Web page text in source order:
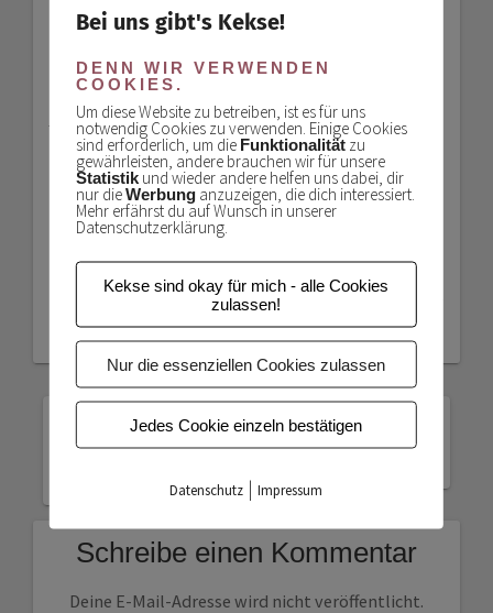
Wir haben das Bettchen dann noch ins
Arbeitszimmer vor die Heizung getragen, weil
sich Zalando dort am liebsten aufhält, während
Saly arbeitet und … oh … pssssst, ich glaube,
jetzt ist er eingeschlafen! Dann schleich ich mich
mal auf Zehenspitzen raus.
Bis zum nächsten Mal! Ganz leise Grüße, dein
DuktigIKEAikea-hackKatzenbett
VORHERIGE:
BEITRAG:
DIE PENNY-
CHALLENGE
KATZENZIMMER!
WEITER:
BEITRAG:
UND SPRÜCHE:
GLÜCKLICH
Schreibe einen Kommentar
Deine E-Mail-Adresse wird nicht veröffentlicht.
Bei uns gibt's Kekse!
DENN WIR VERWENDEN
COOKIES.
Um diese Website zu betreiben, ist es für uns
notwendig Cookies zu verwenden. Einige Cookies
sind erforderlich, um die Funktionalitätzu
gewährleisten, andere brauchen wir für unsere
Statistikund wieder andere helfen uns dabei, dir
nur dieWerbunganzuzeigen, die dich interessiert.
Mehr erfährst du auf Wunsch in unserer
Datenschutzerklärung.
Kekse sind okay für mich - alle Cookies
zulassen!
Nur die essenziellen Cookies zulassen
Jedes Cookie einzeln bestätigen
Datenschutz |Impressum